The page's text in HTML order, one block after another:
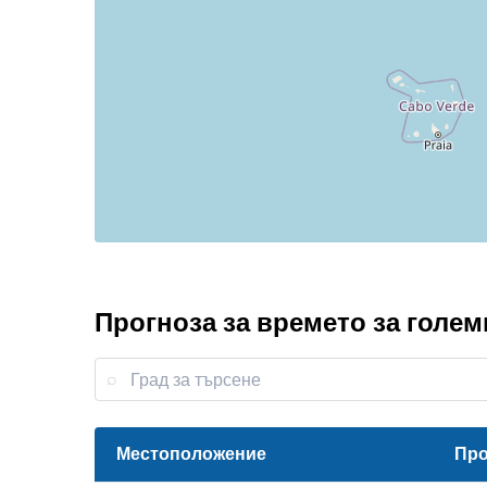
Прогноза за времето за
Местоположение